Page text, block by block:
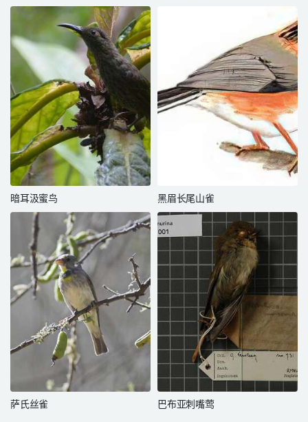
暗耳汲蜜鸟 黑眉长尾山雀
萨氏丝雀 巴布亚刺嘴莺